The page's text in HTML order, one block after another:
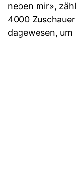
neben mir»,
4000
dagewesen,